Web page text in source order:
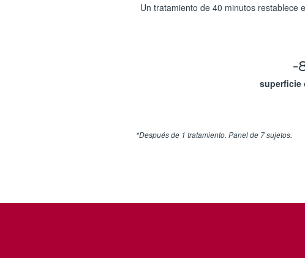
Un tratamiento de 40 minutos restablece
-
superficie
*Después de 1 tratamiento. Panel de 7 sujetos.